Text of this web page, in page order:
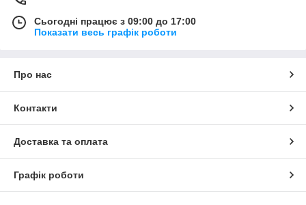
Сьогодні працює з 09:00 до 17:00
Показати весь графік роботи
Про нас
Контакти
Доставка та оплата
Графік роботи